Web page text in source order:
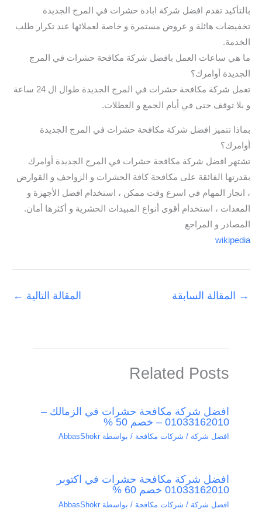
بالتأكيد تقدم افضل شركة ابادة حشرات في المرج الجديدة
تخفيضات هائلة و عروض مستمرة و خاصة لعملائها عند تكرار طلب
الخدمة.
ما هي ساعات العمل بافضل شركة مكافحة حشرات في المرج
الجديدة أوامرك؟
تعمل شركة مكافحة حشرات في المرج الجديدة طوال ال 24 ساعة
و بلا توقف حتى في أيام الجمع و العطلات.
بماذا تتميز افضل شركة مكافحة حشرات في المرج الجديدة
أوامرك؟
تشتهر افضل شركة مكافحة حشرات في المرج الجديدة أوامرك
بقدرتها الفائقة على مكافحة كافة الحشرات و الزواحف و القوارض
، انجاز المهام في اسرع وقت ممكن ، استخدام افضل الأجهزة و
المعدات ، استخدام أقوى أنواع المبيدات الحشرية و أكثرها أمان.
المصادر و المراجع
wikipedia
→ المقالة السابقة المقالة التالية ←
Related Posts
افضل شركة مكافحة حشرات في الزمالك –
01033162010 – خصم 50 %
افضل شركة / شركات مكافحة / بواسطة AbbasShokr
افضل شركة مكافحة حشرات في اكتوبر
01033162010 خصم 60 %
افضل شركة / شركات مكافحة / بواسطة AbbasShokr